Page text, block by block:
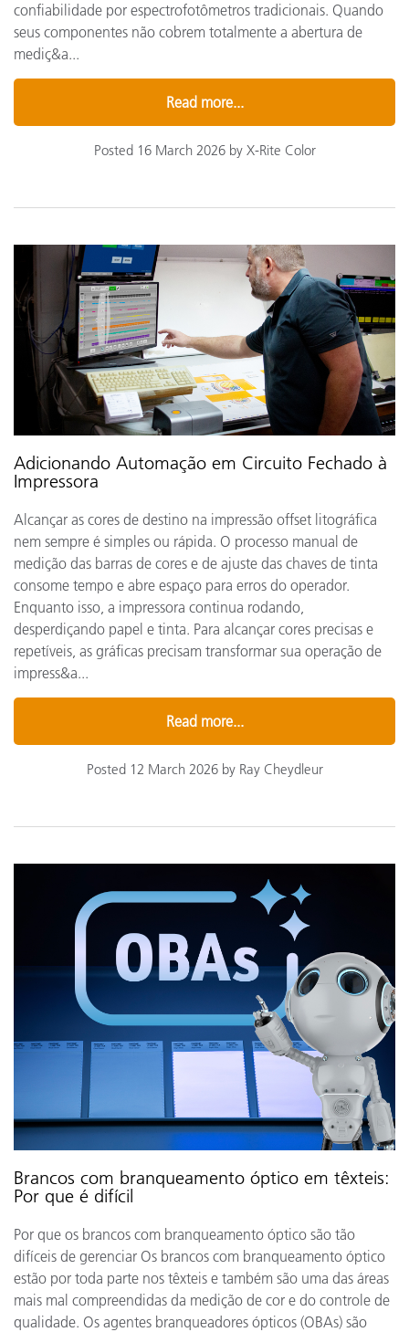
confiabilidade por espectrofotômetros tradicionais. Quando
seus componentes não cobrem totalmente a abertura de
mediç&a...
Read more...
Posted 16 March 2026 by X-Rite Color
Adicionando Automação em Circuito Fechado à
Impressora
Alcançar as cores de destino na impressão offset litográfica
nem sempre é simples ou rápida. O processo manual de
medição das barras de cores e de ajuste das chaves de tinta
consome tempo e abre espaço para erros do operador.
Enquanto isso, a impressora continua rodando,
desperdiçando papel e tinta. Para alcançar cores precisas e
repetíveis, as gráficas precisam transformar sua operação de
impress&a...
Read more...
Posted 12 March 2026 by Ray Cheydleur
Brancos com branqueamento óptico em têxteis:
Por que é difícil
Por que os brancos com branqueamento óptico são tão
difíceis de gerenciar Os brancos com branqueamento óptico
estão por toda parte nos têxteis e também são uma das áreas
mais mal compreendidas da medição de cor e do controle de
qualidade. Os agentes branqueadores ópticos (OBAs) são